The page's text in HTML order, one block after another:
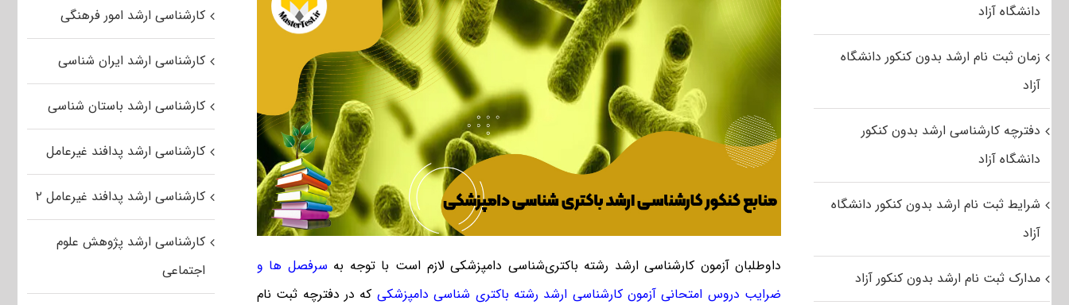
داوطلبان آزمون کارشناسی ارشد رشته باکتری‌شناسی دامپزشکی لازم است با توجه به سرفصل ها و
ضرایب دروس امتحانی آزمون کارشناسی ارشد رشته باکتری‌ شناسی دامپزشکی که در دفترچه ثبت نام
کارشناسی ارشد امور فرهنگی
کارشناسی ارشد ایران شناسی
کارشناسی ارشد باستان شناسی
کارشناسی ارشد پدافند غیرعامل
کارشناسی ارشد پدافند غیرعامل ۲
کارشناسی ارشد پژوهش علوم
اجتماعی
دانشگاه آزاد
زمان ثبت نام ارشد بدون کنکور دانشگاه
آزاد
دفترچه کارشناسی ارشد بدون کنکور
دانشگاه آزاد
شرایط ثبت نام ارشد بدون کنکور دانشگاه
آزاد
مدارک ثبت نام ارشد بدون کنکور آزاد